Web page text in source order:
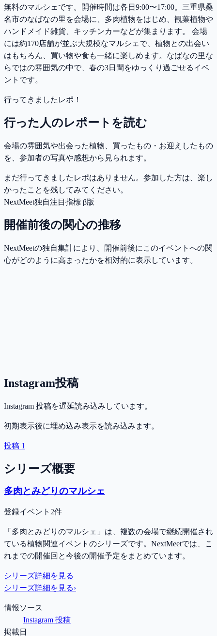
無料のマルシェです。開催時間は各日9:00〜17:00。三重県桑
名市のなばなの里を会場に、多肉植物をはじめ、観葉植物や
ハンドメイド雑貨、キッチンカーなどが集まります。 会場
には約170店舗が並ぶ大規模なマルシェで、植物との出会い
はもちろん、買い物や食も一緒に楽しめます。なばなの里な
らではの雰囲気の中で、春の3日間をゆっくり過ごせるイベ
ントです。
行ってきましたレポ！
行った人のレポートを読む
会場の雰囲気や出会った植物、買ったもの・お迎えしたもの
を、参加者の写真や感想から見られます。
まだ行ってきましたレポはありません。参加した方は、楽し
かったことを残してみてください。
NextMeet独自注目指標 β版
開催前後の関心の推移
NextMeetの独自集計により、開催前後にこのイベントへの関
心がどのように高まったかを相対的に表示しています。
Instagram投稿
Instagram 投稿を遅延読み込みしています。
初期表示後に埋め込み表示を読み込みます。
投稿 1
シリーズ概要
多肉とみどりのマルシェ
登録イベント2件
「多肉とみどりのマルシェ」は、複数の会場で継続開催され
ている植物関連イベントのシリーズです。NextMeetでは、こ
れまでの開催回と今後の開催予定をまとめています。
シリーズ詳細を見る
シリーズ詳細を見る›
情報ソース
Instagram 投稿
掲載日